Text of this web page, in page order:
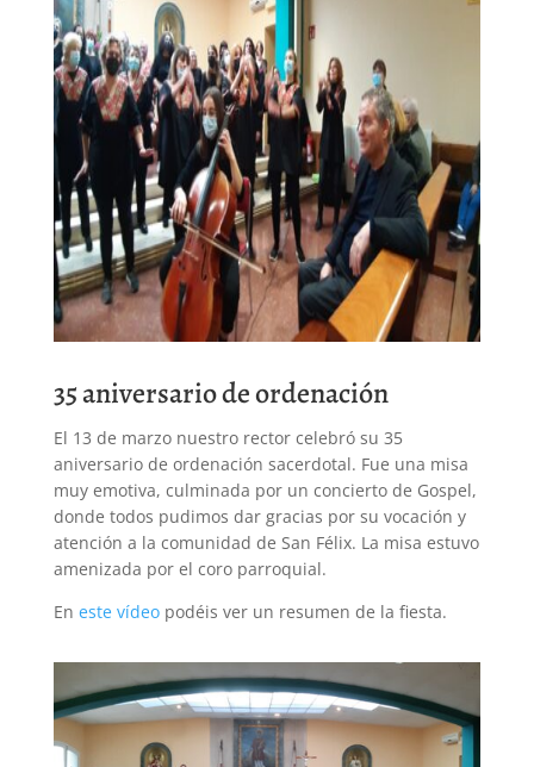
35 aniversario de ordenación
El 13 de marzo nuestro rector celebró su 35
aniversario de ordenación sacerdotal. Fue una misa
muy emotiva, culminada por un concierto de Gospel,
donde todos pudimos dar gracias por su vocación y
atención a la comunidad de San Félix. La misa estuvo
amenizada por el coro parroquial.
En este vídeopodéis ver un resumen de la fiesta.